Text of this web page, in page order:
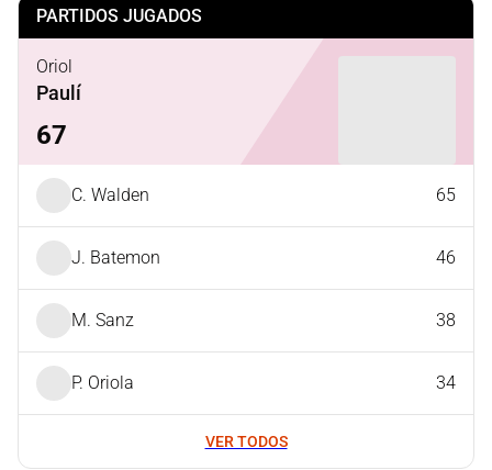
PARTIDOS JUGADOS
Oriol
Paulí
67
C. Walden 65
J. Batemon 46
M. Sanz 38
P. Oriola 34
VER TODOS